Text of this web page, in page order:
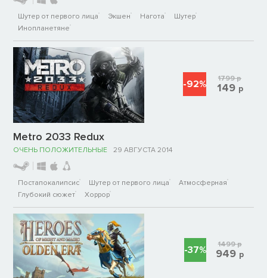
Шутер от первого лица Экшен Нагота
Шутер
Инопланетяне
Metro 2033 Redux
ОЧЕНЬ ПОЛОЖИТЕЛЬНЫЕ 29 АВГУСТА 2014
Постапокалипсис Шутер от первого лица
Атмосферная
Глубокий сюжет
Хоррор
-92% 1799р
149 р
-37% 1499р
949 р